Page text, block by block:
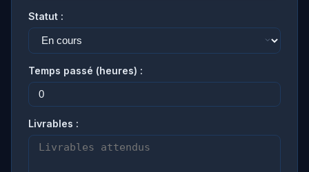
Statut :
Temps passé (heures) :
Livrables :